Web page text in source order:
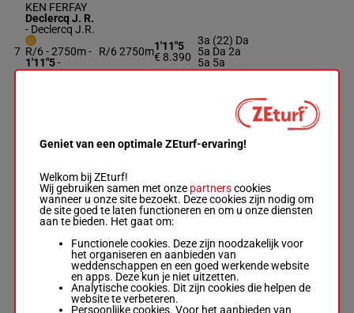
7
KEN FERFAY
Declercq J. R.
- Declercq J.R.
R/6 - 2750m-
1'11"5-
€ 8.390
R/6 2750m1'11"5
€ 8.390
3a (22) Da
5a Da 2a
5a 5a
KOUMBA
MESLOISE
Belloche P.
M/4 - 2750m-
1'15"2-
€ 8.720
0a Da 3a 2a
(22) 6a
M/42750m€ 8.720 2a (22) 6a
Heslouin Ch.-
Heslouin C.
R/6 - 2750m- R/6 2750m1'13"0
2a Da (22)
Geniet van een optimale ZEturf-ervaring!
Welkom bij ZEturf!
Wij gebruiken samen met onze partnerscookies
wanneer u onze site bezoekt. Deze cookies zijn nodig om
de site goed te laten functioneren en om u onze diensten
aan te bieden. Het gaat om:
Functionele cookies. Deze zijn noodzakelijk voor
het organiseren en aanbieden van
weddenschappen en een goed werkende website
en apps. Deze kun je niet uitzetten.
Analytische cookies. Dit zijn cookies die helpen de
website te verbeteren.
Persoonlijke cookies. Voor het aanbieden van